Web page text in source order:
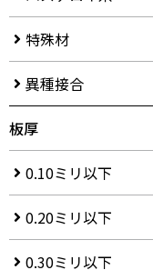
特殊材
異種接合
板厚
0.10ミリ以下
0.20ミリ以下
0.30ミリ以下